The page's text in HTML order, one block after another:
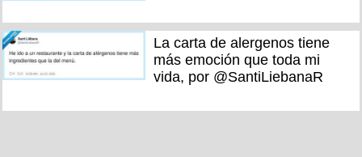
La carta de alergenos tiene
más emoción que toda mi
vida, por @SantiLiebanaR